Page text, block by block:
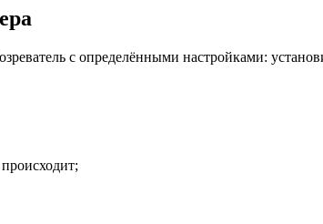
с определёнными настройками: